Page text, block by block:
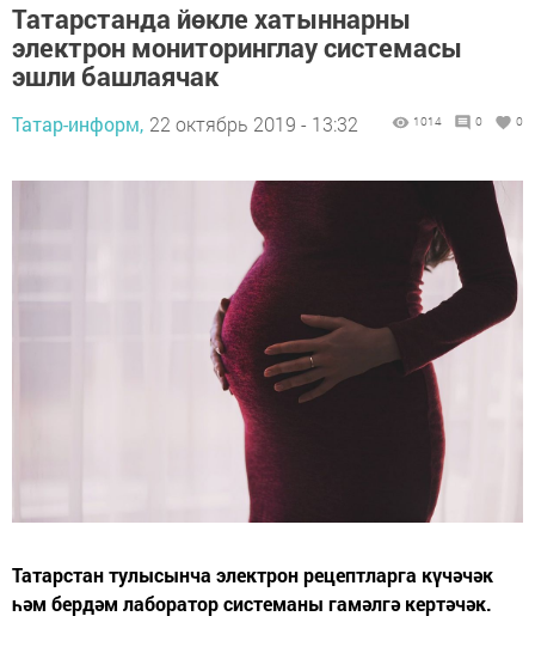
Татарстанда йөкле хатыннарны
электрон мониторинглау системасы
эшли башлаячак
Татар-информ, 22 октябрь 2019 - 13:32 1014 0 0
Татарстан тулысынча электрон рецептларга күчәчәк
һәм бердәм лаборатор системаны гамәлгә кертәчәк.